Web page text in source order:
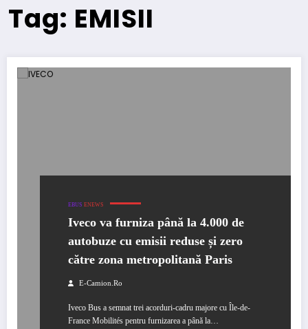
Tag: EMISII
EBUS ENEWS
Iveco va furniza până la 4.000 de
autobuze cu emisii reduse și zero
către zona metropolitană Paris
E-Camion.ro
Iveco Bus a semnat trei acorduri-cadru majore cu Île-de-
France Mobilités pentru furnizarea a până la…